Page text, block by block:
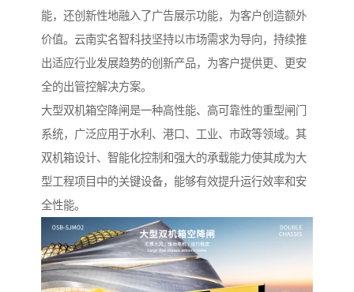
能，还创新性地融入了广告展示功能，为客户创造额外
价值。云南实名智科技坚持以市场需求为导向，持续推
出适应行业发展趋势的创新产品，为客户提供更、更安
全的出管控解决方案。
大型双机箱空降闸是一种高性能、高可靠性的重型闸门
系统，广泛应用于水利、港口、工业、市政等领域。其
双机箱设计、智能化控制和强大的承载能力使其成为大
型工程项目中的关键设备，能够有效提升运行效率和安
全性能。